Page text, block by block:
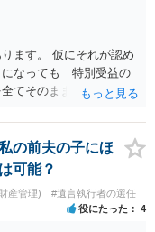
ます。 仮にそれが認め
になっても 特別受益の
てそのまま取得できる
の前夫の子にほ
可能？
産管理) #遺言執行者の選任
役にたった 4